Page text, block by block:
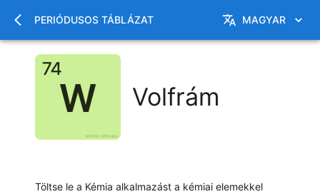
PERIÓDUSOS TÁBLÁZAT MAGYAR
Volfrám
Töltse le a Kémia alkalmazást a kémiai elemekkel